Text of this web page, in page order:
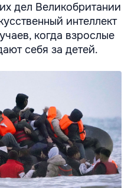
дел Великобритании
интеллект
когда взрослые
себя за детей.